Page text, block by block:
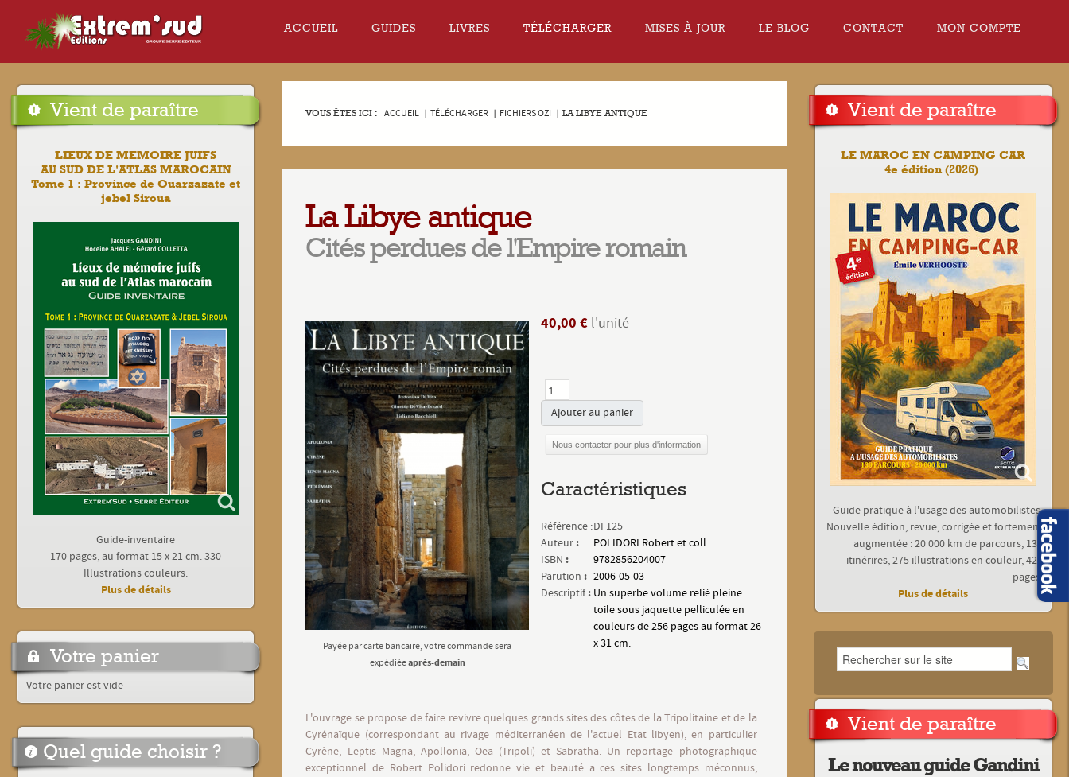
ACCUEIL GUIDES LIVRES TÉLÉCHARGER MISES À JOUR LE BLOG CONTACT MON COMPTE
Vient de paraître
LIEUX DE MEMOIRE JUIFS
AU SUD DE L'ATLAS MAROCAIN
Tome 1 : Province de Ouarzazate et
jebel Siroua
Guide-inventaire
170 pages, au format 15 x 21 cm. 330
Illustrations couleurs.
Plus de détails
Votre panier
Votre panier est vide
Quel guide choisir ?
VOUS ÊTES ICI : ACCUEIL |TÉLÉCHARGER | FICHIERS OZI |LA LIBYE ANTIQUE
La Libye antique
Cités perdues de l'Empire romain
Payée par carte bancaire, votre commande sera
expédiéeaprès-demain
40,00 € l'unité
Ajouter au panier
Nous contacter pour plus d'information
Caractéristiques
Référence :DF125
Auteur :
POLIDORI Robert et coll.
ISBN :
9782856204007
Parution : 2006-05-03
Descriptif: Un superbe volume relié pleine
toile sous jaquette pelliculée en
couleurs de 256 pages au format 26
x 31 cm.
L'ouvrage se propose de faire revivre quelques grands sites des côtes de la Tripolitaine et de la
Cyrénaïque (correspondant au rivage méditerranéen de l'actuel Etat libyen), en particulier
Cyrène, Leptis Magna, Apollonia, Oea (Tripoli) et Sabratha. Un reportage photographique
exceptionnel de Robert Polidori redonne vie et beauté a ces sites longtemps méconnus,
Vient de paraître
LE MAROC EN CAMPING CAR
4e édition (2026)
Guide pratique à l'usage des automobilistes.
Nouvelle édition, revue, corrigée et fortement
augmentée : 20 000 km de parcours, 130
itinérires, 275 illustrations en couleur, 422
pages.
Plus de détails
Vient de paraître
Le nouveau guide Gandini